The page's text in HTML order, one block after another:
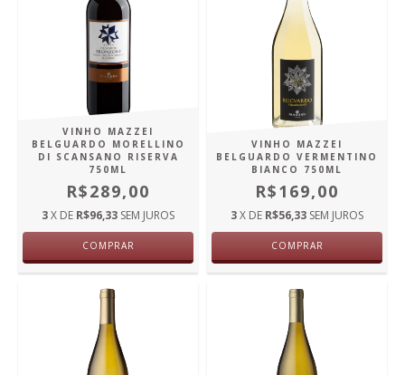
VINHO MAZZEI
BELGUARDO MORELLINO
DI SCANSANO RISERVA
750ML
R$289,00
3X DE R$96,33 SEM JUROS
COMPRAR
VINHO MAZZEI
BELGUARDO VERMENTINO
BIANCO 750ML
R$169,00
3X DE R$56,33 SEM JUROS
COMPRAR